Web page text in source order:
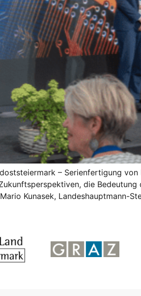
– Serienfertigung
die
Kunasek, Landeshauptmann-